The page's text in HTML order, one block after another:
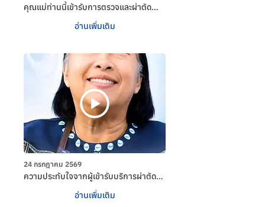
คุณแม่ท่านนี้เข้ารับการตรวจและผ่าตัด
ต้อกระจก โดยใช้ สิทธิเบิกจ่ายตรงกรม
บัญชีกลาง ในฐานะมารดาของข้าราชการ
อ่านเพิ่มเติม
24 กรกฎาคม 2569
ความประทับใจจากผู้เข้ารับบริการผ่าตัด
ต้อกระจก ณ โรงพยาบาลศุภมิตร โดยใช้
สิทธิสวัสดิการรักษาพยาบาลข้าราชการ
อ่านเพิ่มเติม